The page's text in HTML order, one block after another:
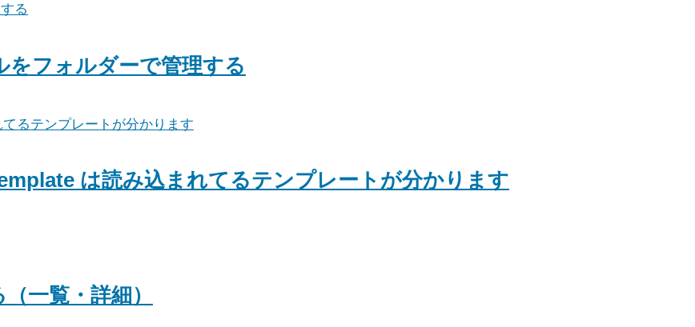
フォルダーで管理する
は読み込まれてるテンプレートが分かります
一覧・詳細）